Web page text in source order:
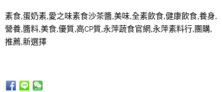
素食,蛋奶素,愛之味素食沙茶醬,美味,全素飲食,健康飲食,養身,
營養,醬料,美食,優質,高CP質,永萍蔬食官網,永萍素料行,團購,
推薦,新選擇